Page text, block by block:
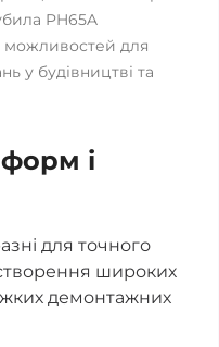
PH65A
можливостей для
у будівництві та
форм і
для точного
широких
демонтажних